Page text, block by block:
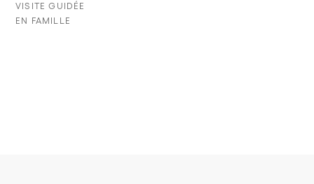
VISITE GUIDÉE
EN FAMILLE